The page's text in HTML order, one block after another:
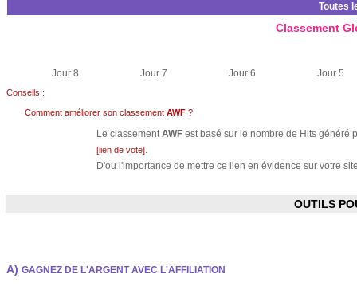
Toutes
Classement
Jour 8 Jour 7 Jour 6 Jour 5
Conseils :
Comment améliorer son classement AWF ?
Le classementAWF est basé sur le nombre de Hits généré
[lien de vote].
D'ou l'importance de mettre ce lien en évidence sur votre
OUTILS
A) GAGNEZ DE L'ARGENT AVEC L'AFFILIATION